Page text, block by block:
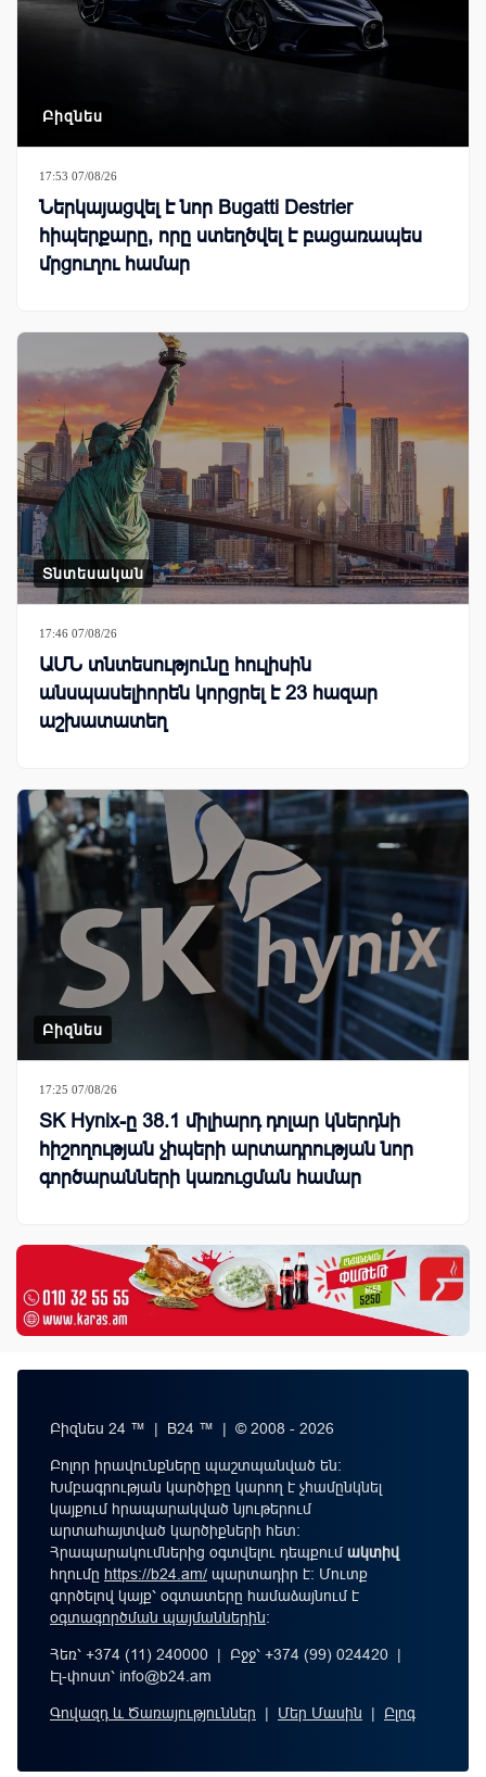
Բիզնես
17:53 07/08/26
Ներկայացվել է նոր Bugatti Destrier
հիպերքարը, որը ստեղծվել է բացառապես
մրցուղու համար
Տնտեսական
17:46 07/08/26
ԱՄՆ տնտեսությունը հուլիսին
անսպասելիորեն կորցրել է 23 հազար
աշխատատեղ
Բիզնես
17:25 07/08/26
SK Hynix-ը 38.1 միլիարդ դոլար կներդնի
հիշողության չիպերի արտադրության նոր
գործարանների կառուցման համար
Բիզնես 24 ™ | B24 ™ | © 2008 - 2026
Բոլոր իրավունքները պաշտպանված են:
Խմբագրության կարծիքը կարող է չհամընկնել
կայքում հրապարակված նյութերում
արտահայտված կարծիքների հետ:
Հրապարակումներից օգտվելու դեպքումակտիվ
հղումը https://b24.am/ պարտադիր է: Մուտք
գործելով կայք՝ օգտատերը համաձայնում է
օգտագործման պայմաններին։
Հեռ՝ +374 (11) 240000 | Բջջ՝ +374 (99) 024420 |
Էլ-փոստ՝ info@b24.am
Գովազդ և Ծառայություններ | Մեր Մասին | Բլոգ